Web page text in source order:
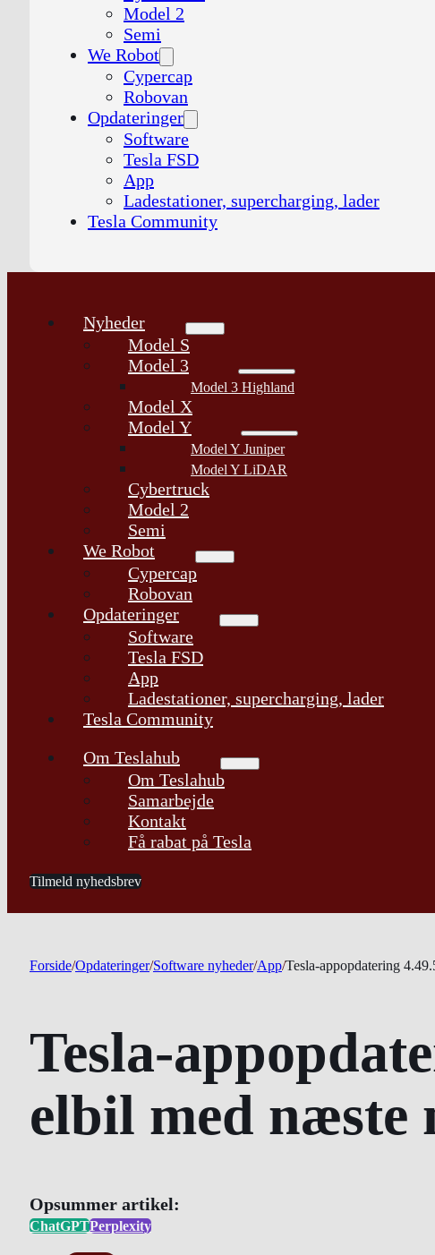
Model 2
Semi
We Robot
Cypercap
Robovan
Opdateringer
Software
Tesla FSD
App
Ladestationer, supercharging, lader
Tesla Community
Nyheder
Model S
Model 3
Model 3 Highland
Model X
Model Y
Model Y Juniper
Model Y LiDAR
Cybertruck
Model 2
Semi
We Robot
Cypercap
Robovan
Opdateringer
Software
Tesla FSD
App
Ladestationer, supercharging, lader
Tesla Community
Om Teslahub
Om Teslahub
Samarbejde
Kontakt
Få rabat på Tesla
Tilmeld nyhedsbrev
Forside/Opdateringer/Software nyheder/App/Tesla-appopdatering
Tesla-
elbil med næste
Opsummer artikel:
ChatGPTPerplexity